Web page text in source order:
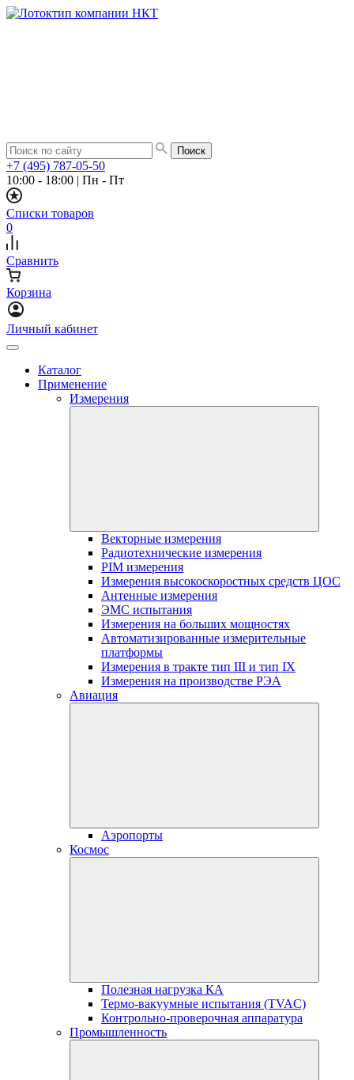
+7 (495) 787-05-50
10:00 - 18:00 | Пн - Пт
Списки товаров
0
Сравнить
Корзина
Личный кабинет
Каталог
Применение
Измерения
Векторные измерения
Радиотехнические измерения
PIM измерения
Измерения высокоскоростных средств ЦОС
Антенные измерения
ЭМС испытания
Измерения на больших мощностях
Автоматизированные измерительные
платформы
Измерения в тракте тип III и тип IX
Измерения на производстве РЭА
Авиация
Аэропорты
Космос
Полезная нагрузка КА
Термо-вакуумные испытания (TVAC)
Контрольно-проверочная аппаратура
Промышленность